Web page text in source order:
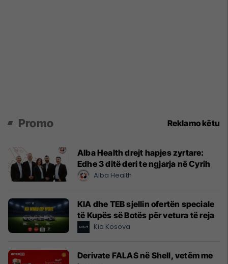
Promo Reklamo këtu
Alba Health drejt hapjes zyrtare:
Edhe 3 ditë deri te ngjarja në Cyrih
Alba Health
KIA dhe TEB sjellin ofertën speciale
të Kupës së Botës për vetura të reja
Kia Kosova
Derivate FALAS në Shell, vetëm me